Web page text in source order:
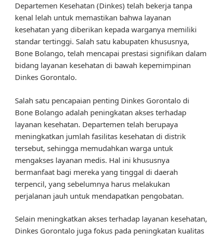
Departemen Kesehatan (Dinkes) telah bekerja tanpa
kenal lelah untuk memastikan bahwa layanan
kesehatan yang diberikan kepada warganya memiliki
standar tertinggi. Salah satu kabupaten khususnya,
Bone Bolango, telah mencapai prestasi signifikan dalam
bidang layanan kesehatan di bawah kepemimpinan
Dinkes Gorontalo.
Salah satu pencapaian penting Dinkes Gorontalo di
Bone Bolango adalah peningkatan akses terhadap
layanan kesehatan. Departemen telah berupaya
meningkatkan jumlah fasilitas kesehatan di distrik
tersebut, sehingga memudahkan warga untuk
mengakses layanan medis. Hal ini khususnya
bermanfaat bagi mereka yang tinggal di daerah
terpencil, yang sebelumnya harus melakukan
perjalanan jauh untuk mendapatkan pengobatan.
Selain meningkatkan akses terhadap layanan kesehatan,
Dinkes Gorontalo juga fokus pada peningkatan kualitas